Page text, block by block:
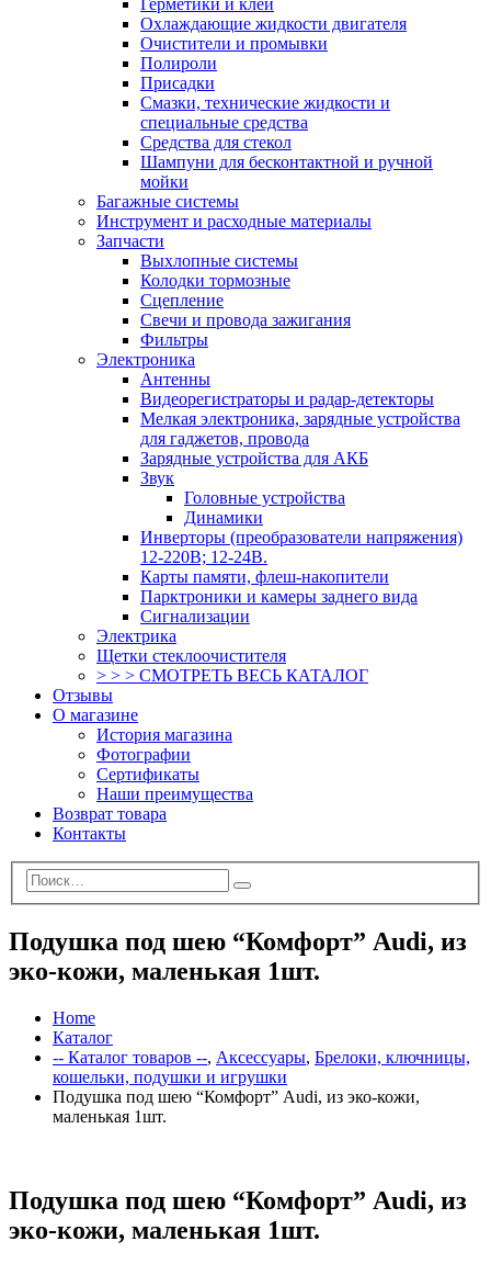
Охлаждающие жидкости двигателя
Очистители и промывки
Полироли
Присадки
Смазки, технические жидкости и
специальные средства
Средства для стекол
Шампуни для бесконтактной и ручной
мойки
Багажные системы
Инструмент и расходные материалы
Запчасти
Выхлопные системы
Колодки тормозные
Сцепление
Свечи и провода зажигания
Фильтры
Электроника
Антенны
Видеорегистраторы и радар-детекторы
Мелкая электроника, зарядные устройства
для гаджетов, провода
Зарядные устройства для АКБ
Звук
Головные устройства
Динамики
Инверторы (преобразователи напряжения)
12-220В; 12-24В.
Карты памяти, флеш-накопители
Парктроники и камеры заднего вида
Сигнализации
Электрика
Щетки стеклоочистителя
> > > СМОТРЕТЬ ВЕСЬ КАТАЛОГ
Отзывы
О магазине
История магазина
Фотографии
Сертификаты
Наши преимущества
Возврат товара
Контакты
Подушка под шею “Комфорт” Audi, из
эко-кожи, маленькая 1шт.
Home
Каталог
-- Каталог товаров --, Аксессуары, Брелоки, ключницы,
кошельки, подушки и игрушки
Подушка под шею “Комфорт” Audi, из эко-кожи,
маленькая 1шт.
Подушка под шею “Комфорт” Audi, из
эко-кожи, маленькая 1шт.